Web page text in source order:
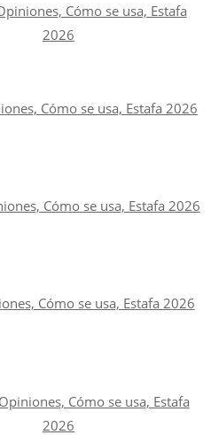
Cómo se usa, Estafa
2026
Cómo se usa, Estafa 2026
Cómo se usa, Estafa 2026
Cómo se usa, Estafa 2026
Cómo se usa, Estafa
2026